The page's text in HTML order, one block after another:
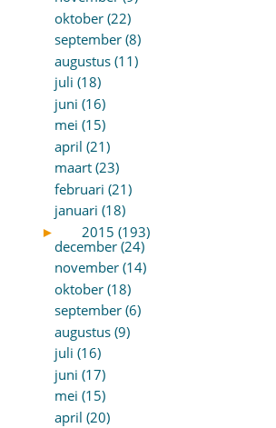
oktober (22)
september (8)
augustus (11)
juli (18)
juni (16)
mei (15)
april (21)
maart (23)
februari (21)
januari (18)
►
2015 (193)
december (24)
november (14)
oktober (18)
september (6)
augustus (9)
juli (16)
juni (17)
mei (15)
april (20)